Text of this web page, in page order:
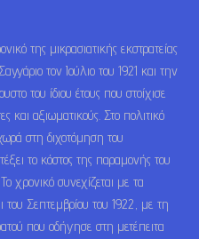
της μικρασιατικής εκστρατείας
τον Ιούλιο του 1921 και την
του ίδιου έτους που στοίχισε
αξιωματικούς. Στο πολιτικό
στη διχοτόμηση του
το κόστος της παραμονής του
χρονικό συνεχίζεται με τα
του Σεπτεμβρίου του 1922, με τη
που οδήγησε στη μετέπειτα